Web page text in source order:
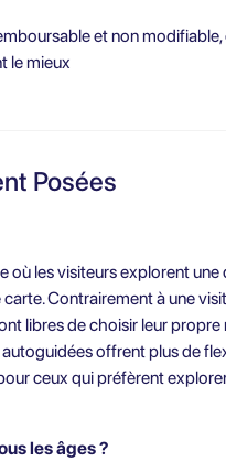
et non
le mieux
Posées
où les visiteurs explorent
Contrairement à une
libres de choisir leur
offrent plus de
ceux qui préfèrent
les âges ?